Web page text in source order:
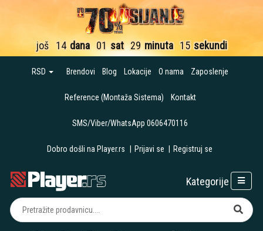
još 14 dana 01 sat 29 minuta 15 sekundi
RSD Brendovi Blog Lokacije O nama Zaposlenje
Reference (Montaža Sistema) Kontakt
SMS/Viber/WhatsApp 0606470116
Dobro došli na Player.rs Prijavi se Registruj se
Kategorije